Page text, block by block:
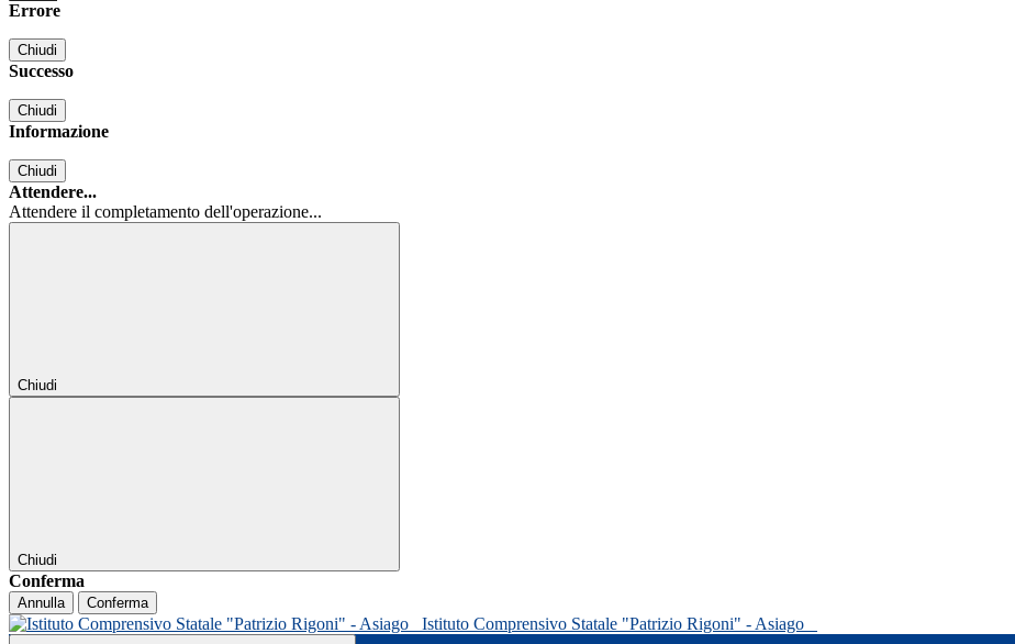
Errore
Chiudi
Successo
Chiudi
Informazione
Chiudi
Attendere...
Attendere il completamento dell'operazione...
Chiudi
Chiudi
Conferma
Annulla Conferma
Istituto Comprensivo Statale "Patrizio Rigoni" - Asiago